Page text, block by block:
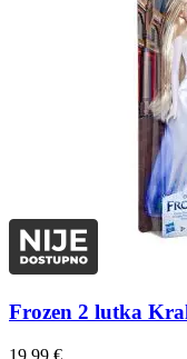
Frozen 2 lutka
19,99 €